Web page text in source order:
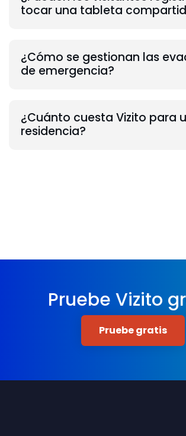
tocar una tableta
¿Cómo se gestionan las
de emergencia?
¿Cuánto cuesta Vizito para
residencia?
Pruebe Vizito
Pruebe gratis